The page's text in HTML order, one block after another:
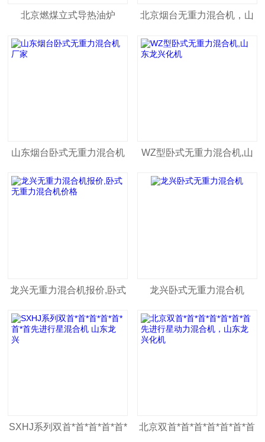
北京燃煤立式导热油炉 北京烟台无重力混合机，山
东龙兴化机专产
山东烟台卧式无重力混合机
厂家
WZ型卧式无重力混合机,山
东龙兴化机
龙兴无重力混合机报价,卧式
无重力混合机价格
龙兴卧式无重力混合机
SXHJ系列双首*首*首*首*首* 北京双首*首*首*首*首*首*首